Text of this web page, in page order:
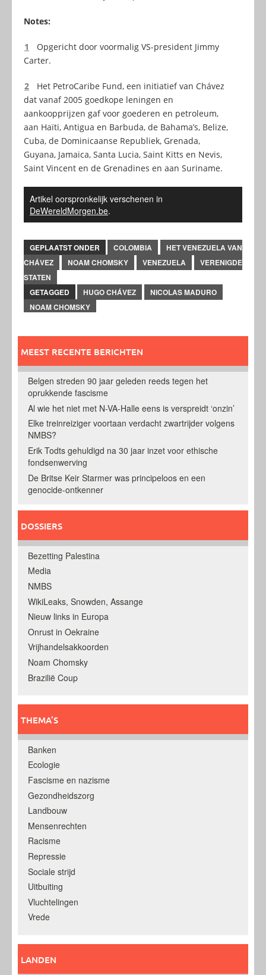
Notes:
1
Opgericht door voormalig VS-president Jimmy
Carter.
2 Het PetroCaribe Fund, een initiatief van Chávez
dat vanaf 2005 goedkope leningen en
aankoopprijzen gaf voor goederen en petroleum,
aan Haïti, Antigua en Barbuda, de Bahama’s, Belize,
Cuba, de Dominicaanse Republiek, Grenada,
Guyana, Jamaica, Santa Lucia, Saint Kitts en Nevis,
Saint Vincent en de Grenadines en aan Suriname.
Artikel oorspronkelijk verschenen in
DeWereldMorgen.be.
GEPLAATST ONDER COLOMBIA
HET VENEZUELA VAN
CHÁVEZ
NOAM CHOMSKY VENEZUELA
VERENIGDE
STATEN
GETAGGED
HUGO CHÁVEZ
NICOLAS MADURO
NOAM CHOMSKY
MEEST RECENTE BERICHTEN
Belgen streden 90 jaar geleden reeds tegen het
oprukkende fascisme
Al wie het niet met N-VA-Halle eens is verspreidt ‘onzin’
Elke treinreiziger voortaan verdacht zwartrijder volgens
NMBS?
Erik Todts gehuldigd na 30 jaar inzet voor ethische
fondsenwerving
De Britse Keir Starmer was principeloos en een
genocide-ontkenner
DOSSIERS
Bezetting Palestina
Media
NMBS
WikiLeaks, Snowden, Assange
Nieuw links in Europa
Onrust in Oekraine
Vrijhandelsakkoorden
Noam Chomsky
Brazilië Coup
THEMA’S
Banken
Ecologie
Fascisme en nazisme
Gezondheidszorg
Landbouw
Mensenrechten
Racisme
Repressie
Sociale strijd
Uitbuiting
Vluchtelingen
Vrede
LANDEN